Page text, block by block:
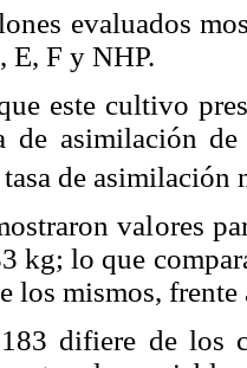
evaluados
E, F y NHP.
este cultivo
de asimilación
de asimilación
valores
kg; lo que
los mismos,
difiere de los